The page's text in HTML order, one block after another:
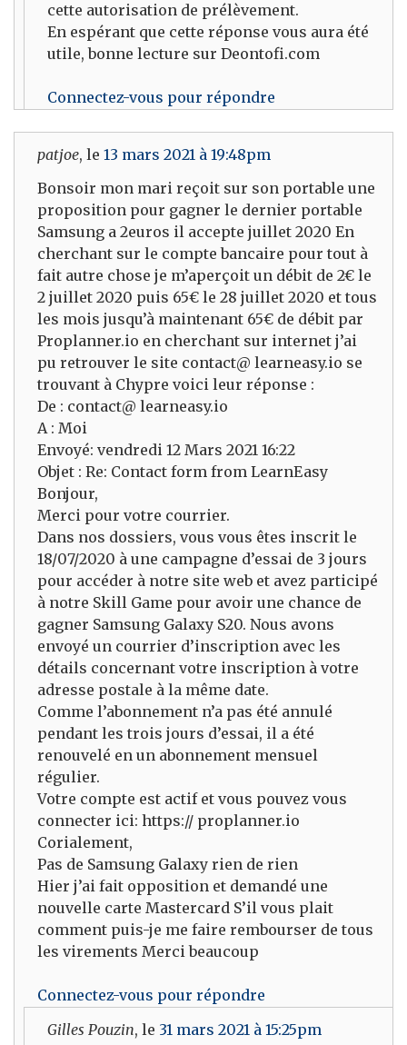
cette autorisation de prélèvement.
En espérant que cette réponse vous aura été
utile, bonne lecture sur Deontofi.com
Connectez-vous pour répondre
patjoe, le 13 mars 2021 à 19:48pm
Bonsoir mon mari reçoit sur son portable une
proposition pour gagner le dernier portable
Samsung a 2euros il accepte juillet 2020 En
cherchant sur le compte bancaire pour tout à
fait autre chose je m’aperçoit un débit de 2€ le
2 juillet 2020 puis 65€ le 28 juillet 2020 et tous
les mois jusqu’à maintenant 65€ de débit par
Proplanner.io en cherchant sur internet j’ai
pu retrouver le site contact@ learneasy.io se
trouvant à Chypre voici leur réponse :
De : contact@ learneasy.io
A : Moi
Envoyé: vendredi 12 Mars 2021 16:22
Objet : Re: Contact form from LearnEasy
Bonjour,
Merci pour votre courrier.
Dans nos dossiers, vous vous êtes inscrit le
18/07/2020 à une campagne d’essai de 3 jours
pour accéder à notre site web et avez participé
à notre Skill Game pour avoir une chance de
gagner Samsung Galaxy S20. Nous avons
envoyé un courrier d’inscription avec les
détails concernant votre inscription à votre
adresse postale à la même date.
Comme l’abonnement n’a pas été annulé
pendant les trois jours d’essai, il a été
renouvelé en un abonnement mensuel
régulier.
Votre compte est actif et vous pouvez vous
connecter ici: https:// proplanner.io
Corialement,
Pas de Samsung Galaxy rien de rien
Hier j’ai fait opposition et demandé une
nouvelle carte Mastercard S’il vous plait
comment puis-je me faire rembourser de tous
les virements Merci beaucoup
Connectez-vous pour répondre
Gilles Pouzin, le 31 mars 2021 à 15:25pm